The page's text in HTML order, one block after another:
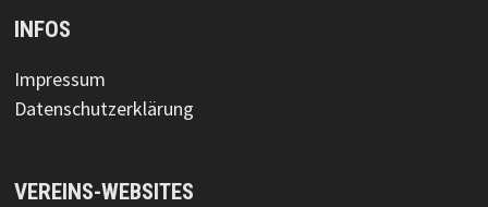
INFOS
Impressum
Datenschutzerklärung
VEREINS-WEBSITES